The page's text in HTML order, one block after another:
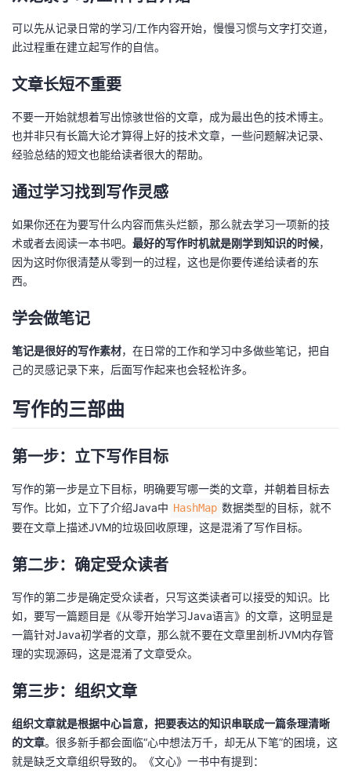
可以先从记录日常的学习/工作内容开始，慢慢习惯与文字打交道，
此过程重在建立起写作的自信。
文章长短不重要
不要一开始就想着写出惊骇世俗的文章，成为最出色的技术博主。
也并非只有长篇大论才算得上好的技术文章，一些问题解决记录、
经验总结的短文也能给读者很大的帮助。
通过学习找到写作灵感
如果你还在为要写什么内容而焦头烂额，那么就去学习一项新的技
术或者去阅读一本书吧。 最好的写作时机就是刚学到知识的时候，
因为这时你很清楚从零到一的过程，这也是你要传递给读者的东
西。
学会做笔记
笔记是很好的写作素材，在日常的工作和学习中多做些笔记，把自
己的灵感记录下来，后面写作起来也会轻松许多。
写作的三部曲
第一步：立下写作目标
写作的第一步是立下目标，明确要写哪一类的文章，并朝着目标去
写作。比如，立下了介绍Java中 HashMap 数据类型的目标，就不
要在文章上描述JVM的垃圾回收原理，这是混淆了写作目标。
第二步：确定受众读者
写作的第二步是确定受众读者，只写这类读者可以接受的知识。比
如，要写一篇题目是《从零开始学习Java语言》的文章，这明显是
一篇针对Java初学者的文章，那么就不要在文章里剖析JVM内存管
理的实现源码，这是混淆了文章受众。
第三步：组织文章
组织文章就是根据中心旨意，把要表达的知识串联成一篇条理清晰
的文章。很多新手都会面临“心中想法万千，却无从下笔”的困境，这
就是缺乏文章组织导致的。《文心》一书中有提到：